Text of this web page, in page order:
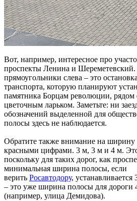
Вот, например, интересное про
проспекты Ленина и
прямоугольники слева – это
транспорта, которую планируют
памятника Борцам революции,
цветочным ларьком. Заметьте: ни
обозначений выделенной для
полосы здесь не наблюдается.
Обратите также внимание на ширину
красными цифрами. 3 м, 3 м и 4 м.
поскольку для таких дорог, как
минимальная ширина полосы, если
верить Росавтодору,
– это уже ширина полосы для дороги
(например, улица Демидова).